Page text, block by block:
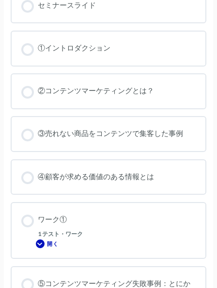
セミナースライド
①イントロダクション
②コンテンツマーケティングとは？
③売れない商品をコンテンツで集客した事例
④顧客が求める価値のある情報とは
ワーク①
1 テスト・ワーク
開く
ワ
ク
①
⑤コンテンツマーケティング失敗事例：とにか